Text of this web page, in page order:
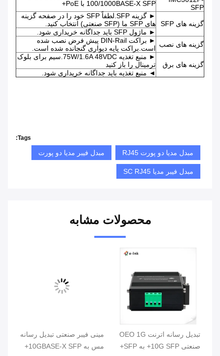
SFP
100/1000BASE-X SFP با PoE+
گزینه های SFP
► گزینه SFP.لطفاً SFP خود را در صفحه گزینه
های SFP ما (SFP صنعتی) انتخاب کنید.
► ماژول SFP باید جداگانه خریداری شود.
گزینه های نصب
► براکت DIN-Rail پیش فرض نصب شده
است.براکت پایه دیواری گنجانده شده است.
گزینه های برق
► منبع تغذیه 75W/1.6A 48VDC.سیم برای بلوک
ترمینال را باز کنید
◄ منبع تغذیه باید جداگانه خریداری شود.
Tags:
مبدل مدیا دو پورت RJ45 مبدل فیبر مدیا دو پورت
مبدل فیبر مدیا SC RJ45
محصولات مشابه
تبدیل رسانه اترنت OEO 1G
صنعتی 10G SFP+ به SFP+
مینی فیبر صنعتی تبدیل رسانه
مس به 10GBASE-X SFP+